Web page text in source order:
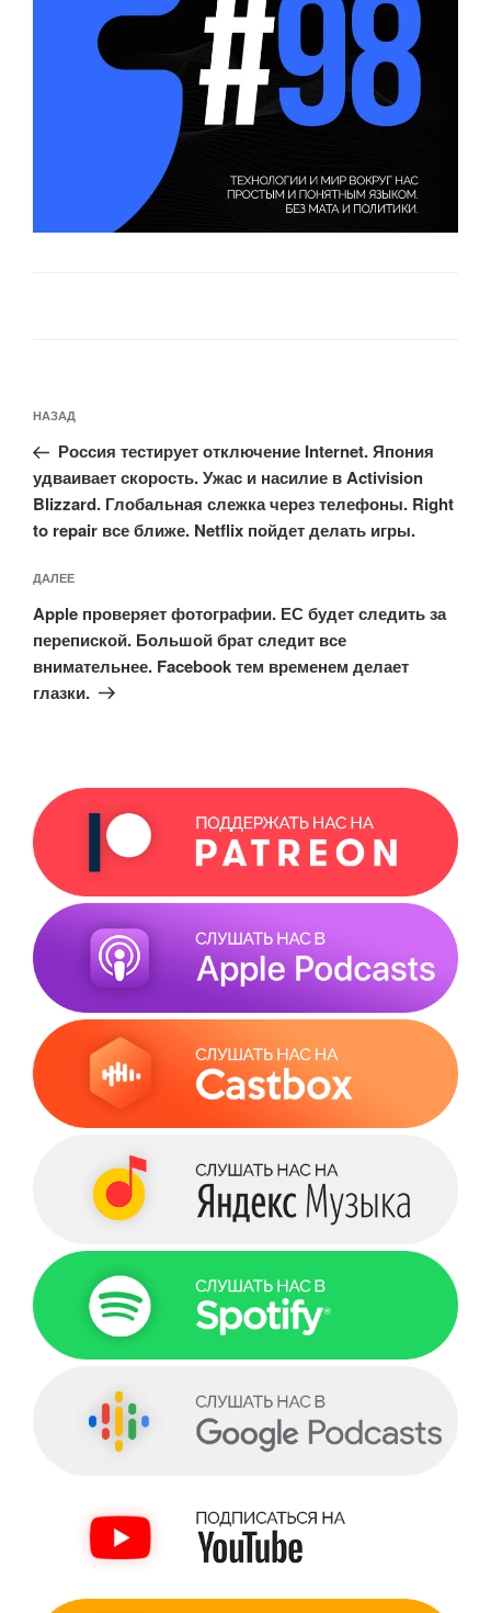
по
записям
Предыдущая
запись:
НАЗАД
Россия тестирует отключение Internet. Япония
удваивает скорость. Ужас и насилие в Activision
Blizzard. Глобальная слежка через телефоны. Right
to repair все ближе. Netflix пойдет делать игры.
Следующая
запись
ДАЛЕЕ
Apple проверяет фотографии. ЕС будет следить за
перепиской. Большой брат следит все
внимательнее. Facebook тем временем делает
глазки.